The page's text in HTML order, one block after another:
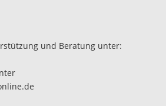
und Beratung unter: